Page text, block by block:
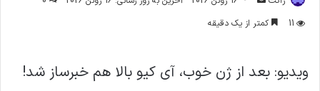
ایمیل
11
کمتر از یک دقیقه
ویدیو: بعد از ژن خوب، آی کیو بالا هم خبرساز شد!